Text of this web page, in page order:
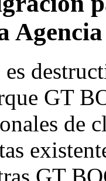
GT
de
GT